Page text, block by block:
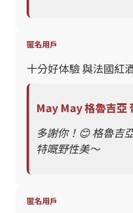
匿名用戶
十分好体驗 與法國紅
May May 格魯吉亞
多謝你！😊 格魯吉
特嘅野性美～
匿名用戶